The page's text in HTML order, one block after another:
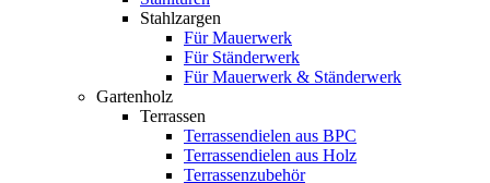
Stahlzargen
Für Mauerwerk
Für Ständerwerk
Für Mauerwerk & Ständerwerk
Gartenholz
Terrassen
Terrassendielen aus BPC
Terrassendielen aus Holz
Terrassenzubehör